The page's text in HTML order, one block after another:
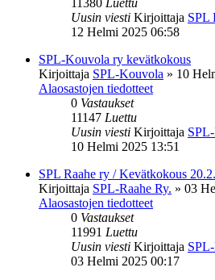
Uusin viesti Kirjoittaja SPL
12 Helmi 2025 06:58
SPL-Kouvola ry kevätkokous
Kirjoittaja SPL-Kouvola » 10
Alaosastojen tiedotteet
0 Vastaukset
11147 Luettu
Uusin viesti Kirjoittaja
10 Helmi 2025 13:51
SPL Raahe ry / Kevätkokous
Kirjoittaja SPL-Raahe Ry. » 03
Alaosastojen tiedotteet
0 Vastaukset
11991 Luettu
Uusin viesti Kirjoittaja
03 Helmi 2025 00:17